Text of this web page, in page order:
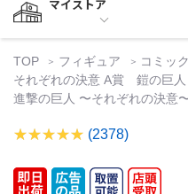
マイストア
TOP フィギュア コミッ
それぞれの決意 A賞 鎧の巨
進撃の巨人 〜それぞれの決意
(2378)